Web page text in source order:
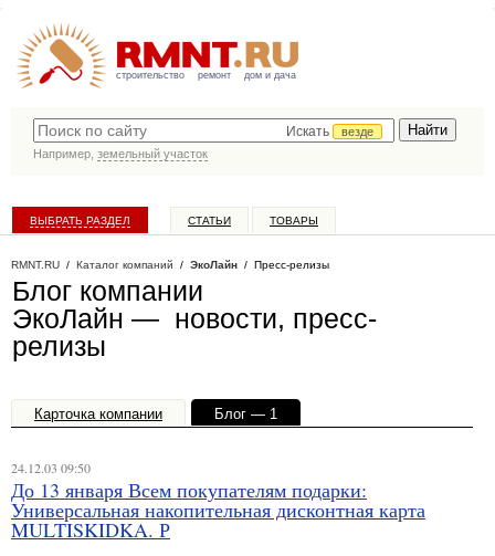
строительство ремонт дом и дача
Искать
везде
Например, земельный участок
ВЫБРАТЬ РАЗДЕЛ СТАТЬИ ТОВАРЫ
RMNT.RU / Каталог компаний / ЭкоЛайн / Пресс-релизы
Блог компании
ЭкоЛайн — новости, пресс-
релизы
Карточка компании
Блог — 1
24.12.03 09:50
До 13 января Всем покупателям подарки:
Универсальная накопительная дисконтная карта
MULTISKIDKA. Р